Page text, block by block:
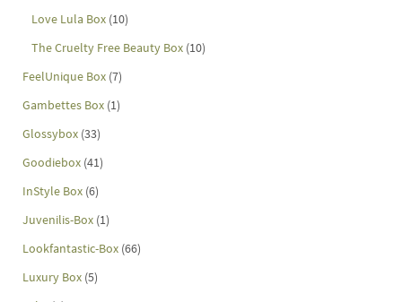
Love Lula Box (10)
The Cruelty Free Beauty Box (10)
FeelUnique Box (7)
Gambettes Box (1)
Glossybox (33)
Goodiebox (41)
InStyle Box (6)
Juvenilis-Box (1)
Lookfantastic-Box (66)
Luxury Box (5)